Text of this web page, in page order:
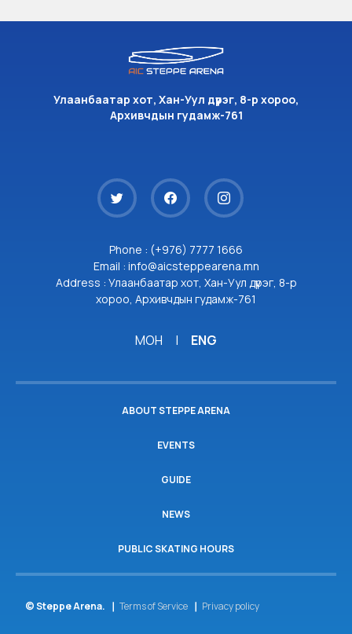
Улаанбаатар хот, Хан-Уул дүүрэг, 8-р хороо,
Архивчдын гудамж-761
Phone : (+976) 7777 1666
Email : info@aicsteppearena.mn
Address : Улаанбаатар хот, Хан-Уул дүүрэг, 8-р
хороо, Архивчдын гудамж-761
МОН | ENG
ABOUT STEPPE ARENA
EVENTS
GUIDE
NEWS
PUBLIC SKATING HOURS
© Steppe Arena. Terms of Service Privacy policy